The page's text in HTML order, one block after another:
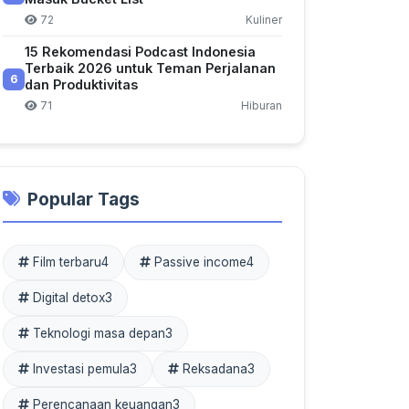
72 Kuliner
6
15 Rekomendasi Podcast Indonesia
Terbaik 2026 untuk Teman Perjalanan
dan Produktivitas
71 Hiburan
Popular Tags
Film terbaru4 Passive income4
Digital detox3
Teknologi masa depan3
Investasi pemula3 Reksadana3
Perencanaan keuangan3